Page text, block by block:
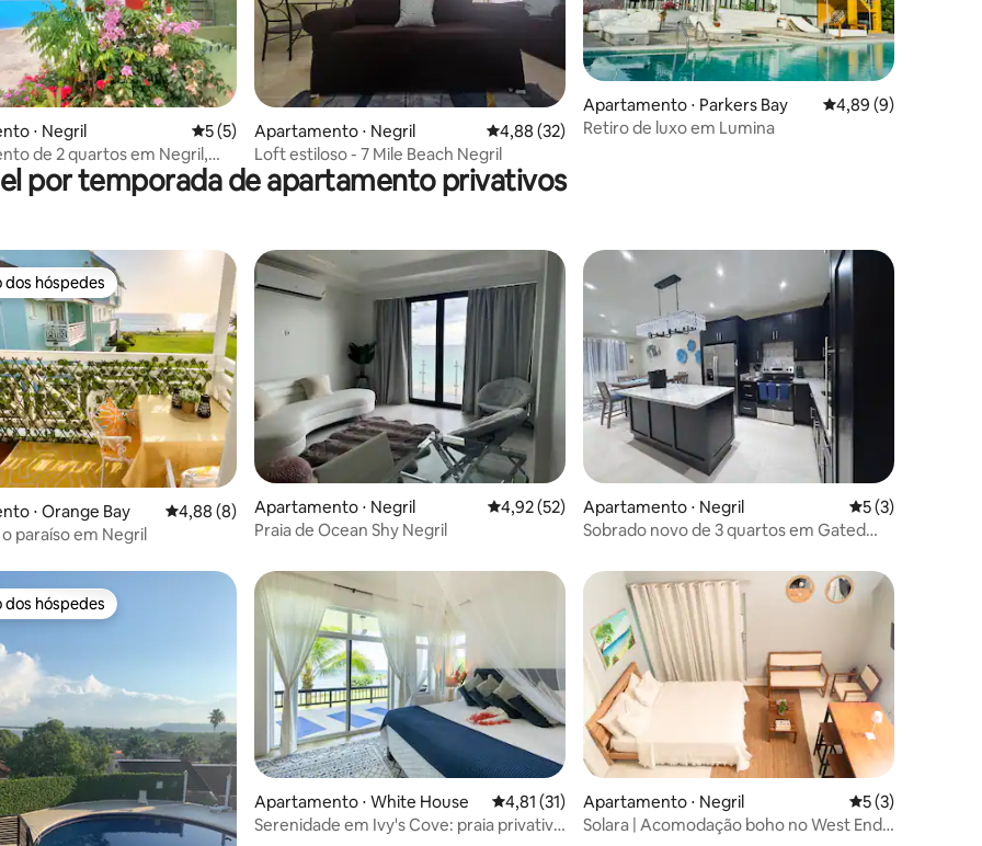
de 5, 57 avaliações
⋅ Negril 5 de uma avaliação média de 5, 5 avaliações
5 (5)
de 2 quartos em Negril,
Apartamento ⋅ Negril 4,88 de uma avaliação média de 5, 32 avaliações
4,88 (32)
Loft estiloso - 7 Mile Beach Negril
Apartamento ⋅ Parkers Bay 4,89 de uma
4,89 (9)
Retiro de luxo em Lumina
por temporada de apartamento privativos
de 5, 41 avaliações
dos hóspedes
dos hóspedes
⋅ Orange Bay 4,88 de uma avaliação média de 5, 8 avaliações
4,88 (8)
paraíso em Negril
Apartamento ⋅ Negril 4,92 de uma avaliação média de 5, 52 avaliações
4,92 (52)
Praia de Ocean Shy Negril
Apartamento ⋅ Negril 5 de uma
5 (3)
Sobrado novo de 3 quartos em Gated
dos hóspedes
dos hóspedes
Apartamento ⋅ White House 4,81 de uma avaliação média de 5, 31 avaliações
4,81 (31)
Serenidade em Ivy's Cove: praia privativa
Apartamento ⋅ Negril 5 de uma
5 (3)
Solara | Acomodação boho no West End